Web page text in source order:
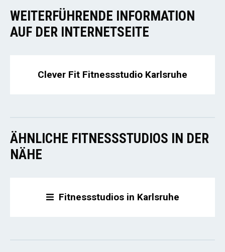
WEITERFÜHRENDE INFORMATION
AUF DER INTERNETSEITE
Clever Fit Fitnessstudio Karlsruhe
ÄHNLICHE FITNESSSTUDIOS IN DER
NÄHE
Fitnessstudios in Karlsruhe